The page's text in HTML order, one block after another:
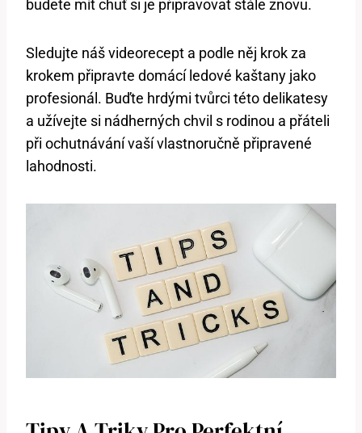
budete mít chuť si je připravovat stále ‍znovu.
Sledujte náš videorecept a podle něj krok za
krokem připravte domácí ledové kaštany jako
⁤profesionál. Buďte​ hrdými⁣ tvůrci této delikatesy
a ‍užívejte si nádherných⁢ chvil s​ rodinou a přáteli
při ochutnávání vaší vlastnoručně připravené
lahodnosti.